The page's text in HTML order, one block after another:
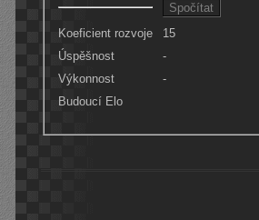
Koeficient rozvoje
15
Úspěšnost
-
Výkonnost
-
Budoucí Elo